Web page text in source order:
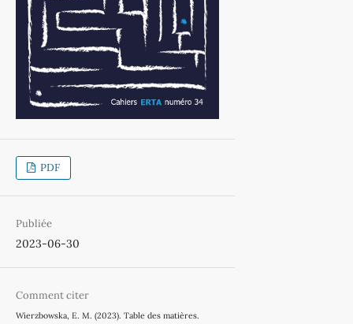
PDF
Publiée
2023-06-30
Comment citer
Wierzbowska, E. M. (2023). Table des matières.